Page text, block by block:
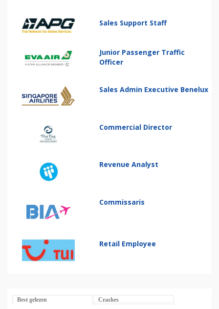
Sales Support Staff
Junior Passenger Traffic
Officer
Sales Admin Executive Benelux
Commercial Director
Revenue Analyst
Commissaris
Retail Employee
Best gelezen Crashes